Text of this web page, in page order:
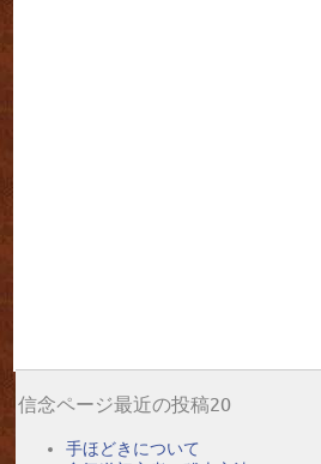
信念ページ最近の投稿20
手ほどきについて